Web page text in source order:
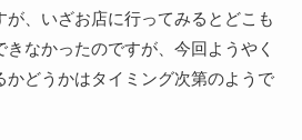
、いざお店に行ってみるとどこも
なかったのですが、今回ようやく
かどうかはタイミング次第のようで